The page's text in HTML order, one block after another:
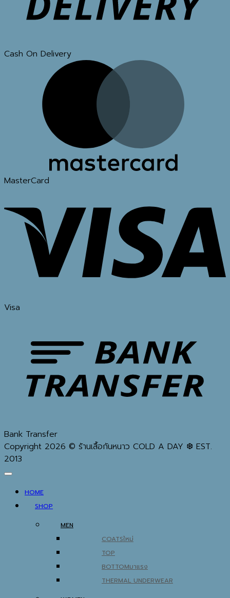
Cash On Delivery
MasterCard
Visa
Bank Transfer
Copyright 2026 © ร้านเสื้อกันหนาว COLD A DAY ❆ EST.
2013
HOME
SHOP
MEN
COATS
TOP
BOTTOM
THERMAL UNDERWEAR